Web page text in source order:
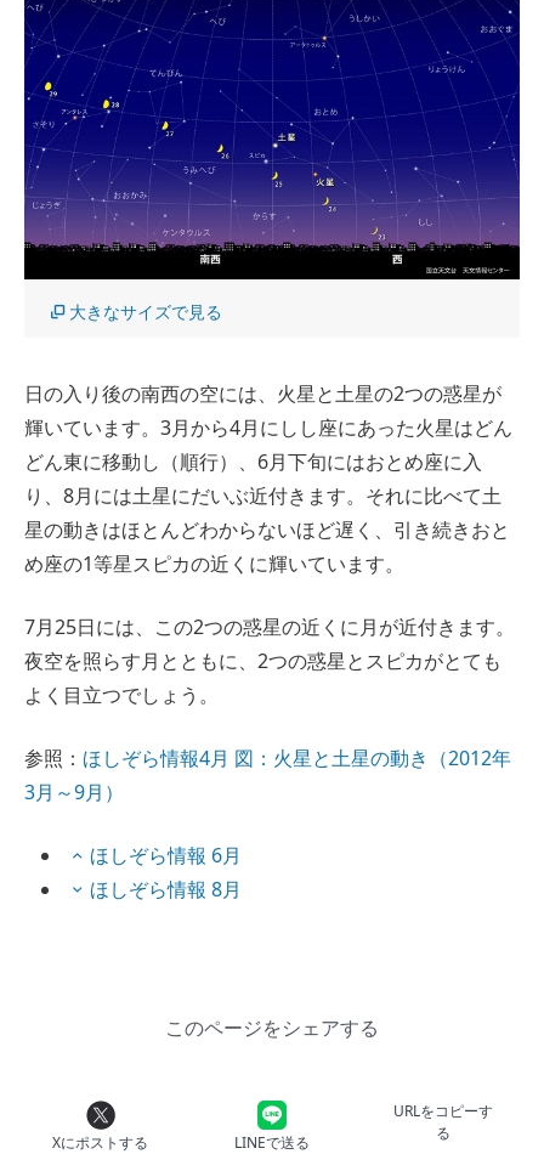
大きなサイズで見る
日の入り後の南西の空には、火星と土星の2つの惑星が
輝いています。3月から4月にしし座にあった火星はどん
どん東に移動し（順行）、6月下旬にはおとめ座に入
り、8月には土星にだいぶ近付きます。それに比べて土
星の動きはほとんどわからないほど遅く、引き続きおと
め座の1等星スピカの近くに輝いています。
7月25日には、この2つの惑星の近くに月が近付きます。
夜空を照らす月とともに、2つの惑星とスピカがとても
よく目立つでしょう。
参照： ほしぞら情報4月 図：火星と土星の動き（2012年
3月～9月）
ほしぞら情報 6月
ほしぞら情報 8月
このページをシェアする
Xにポストする LINEで送る
URLをコピーす
る